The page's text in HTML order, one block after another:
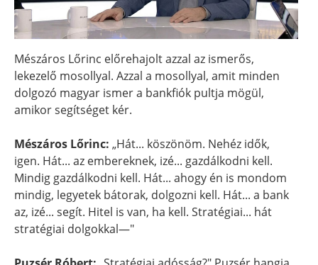
Mészáros Lőrinc előrehajolt azzal az ismerős,
lekezelő mosollyal. Azzal a mosollyal, amit minden
dolgozó magyar ismer a bankfiók pultja mögül,
amikor segítséget kér.
Mészáros Lőrinc: „Hát... köszönöm. Nehéz idők,
igen. Hát... az embereknek, izé... gazdálkodni kell.
Mindig gazdálkodni kell. Hát... ahogy én is mondom
mindig, legyetek bátorak, dolgozni kell. Hát... a bank
az, izé... segít. Hitel is van, ha kell. Stratégiai... hát
stratégiai dolgokkal—"